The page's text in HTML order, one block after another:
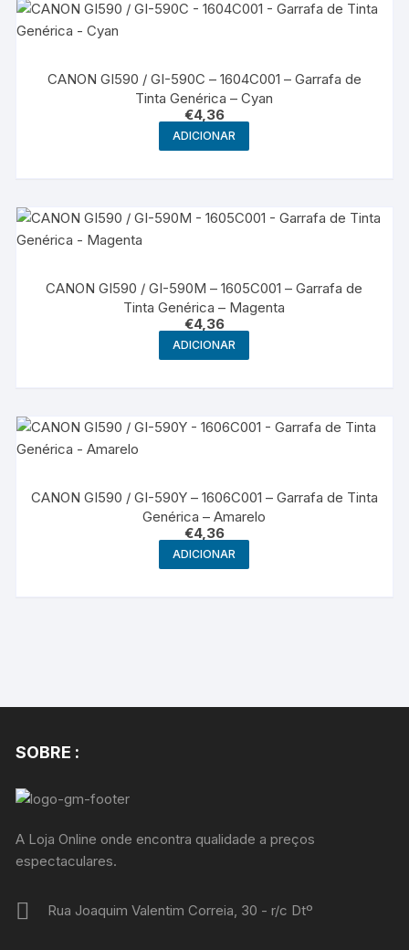
CANON GI590 / GI-590C – 1604C001 – Garrafa de
Tinta Genérica – Cyan
€4,36
ADICIONAR
CANON GI590 / GI-590M – 1605C001 – Garrafa de
Tinta Genérica – Magenta
€4,36
ADICIONAR
CANON GI590 / GI-590Y – 1606C001 – Garrafa de Tinta
Genérica – Amarelo
€4,36
ADICIONAR
SOBRE :
A Loja Online onde encontra qualidade a preços
espectaculares.
Rua Joaquim Valentim Correia, 30 - r/c Dtº